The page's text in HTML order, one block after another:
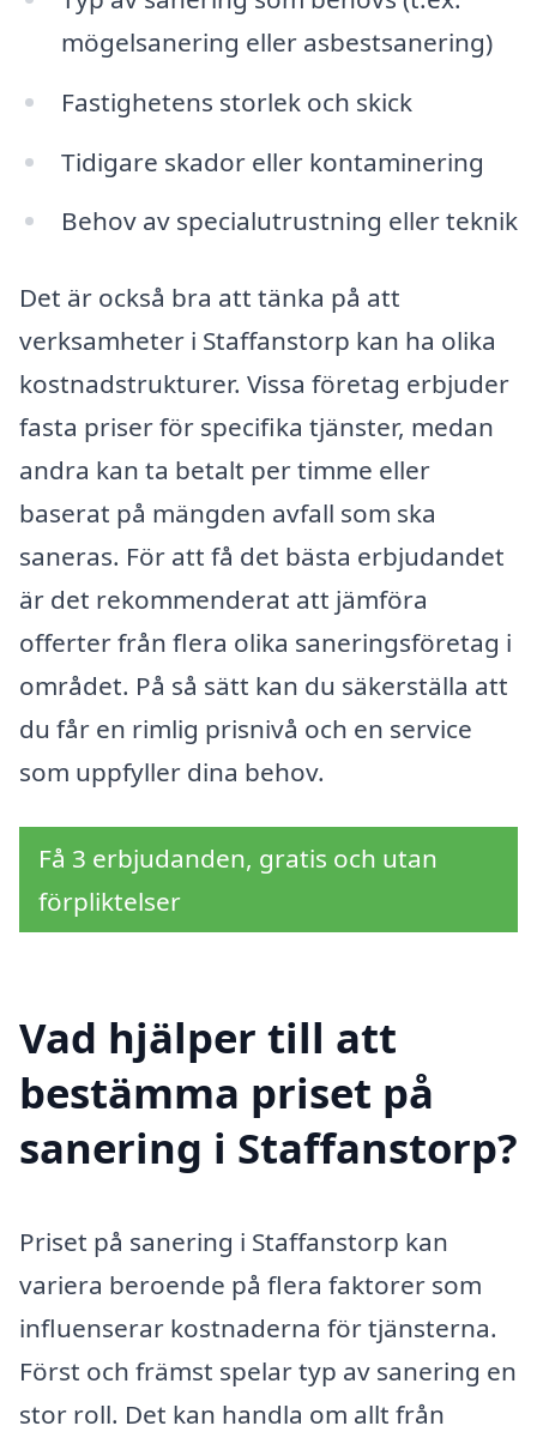
mögelsanering eller asbestsanering)
Fastighetens storlek och skick
Tidigare skador eller kontaminering
Behov av specialutrustning eller teknik
Det är också bra att tänka på att
verksamheter i Staffanstorp kan ha olika
kostnadstrukturer. Vissa företag erbjuder
fasta priser för specifika tjänster, medan
andra kan ta betalt per timme eller
baserat på mängden avfall som ska
saneras. För att få det bästa erbjudandet
är det rekommenderat att jämföra
offerter från flera olika saneringsföretag i
området. På så sätt kan du säkerställa att
du får en rimlig prisnivå och en service
som uppfyller dina behov.
Få 3 erbjudanden, gratis och utan
förpliktelser
Vad hjälper till att
bestämma priset på
sanering i Staffanstorp?
Priset på sanering i Staffanstorp kan
variera beroende på flera faktorer som
influenserar kostnaderna för tjänsterna.
Först och främst spelar typ av sanering en
stor roll. Det kan handla om allt från